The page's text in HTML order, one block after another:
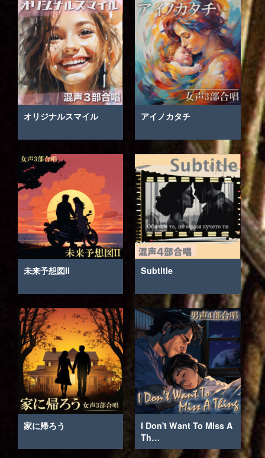
オリジナルスマイル アイノカタチ
未来予想図II Subtitle
家に帰ろう
I Don't Want To Miss A
Th…